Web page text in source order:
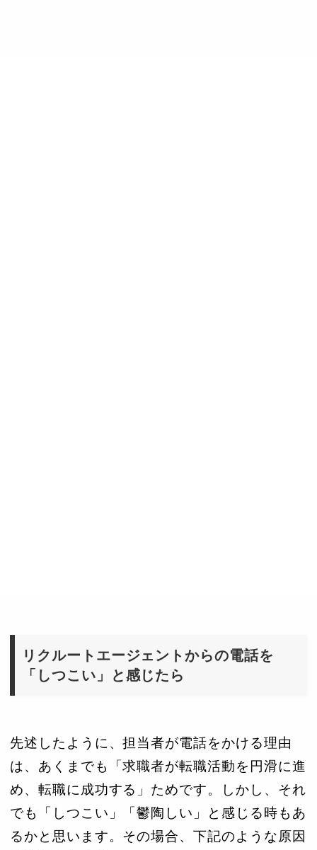
リクルートエージェントからの電話を
「しつこい」と感じたら
先述したように、担当者が電話をかける理由
は、あくまでも「求職者が転職活動を円滑に進
め、転職に成功する」ためです。しかし、それ
でも「しつこい」「鬱陶しい」と感じる時もあ
るかと思います。その場合、下記のような原因